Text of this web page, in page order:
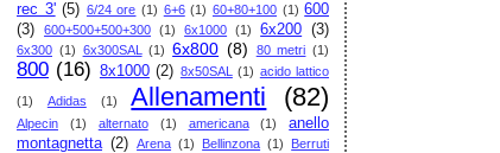
rec 3' (5) 6/24 ore (1) 6+6 (1) 60+80+100 (1) 600
(3)
600+500+500+300 (1) 6x1000 (1) 6x200 (3)
6x300 (1) 6x300SAL (1) 6x800 (8) 80 metri (1)
800 (16) 8x1000 (2) 8x50SAL (1) acido lattico
(1) Adidas (1) Allenamenti (82)
Alpecin (1) alternato (1) americana (1)
anello
montagnetta (2) Arena (1) Bellinzona (1)
Berruti